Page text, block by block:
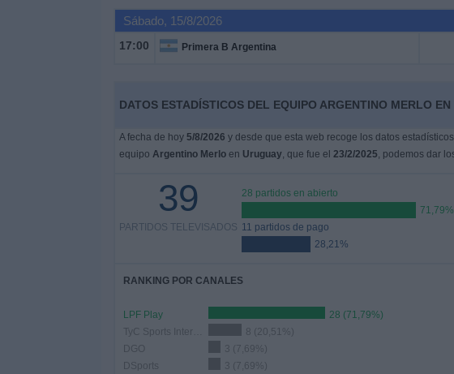
Sábado, 15/8/2026
17:00 Primera B Argentina
DATOS ESTADÍSTICOS DEL EQUIPO ARGENTINO MERLO
A fecha de hoy 5/8/2026 y desde que esta web recoge los datos
equipo Argentino Merloen Uruguay, que fue el 23/2/2025, podemos dar
39
PARTIDOS TELEVISADOS
28 partidos en abierto
71,79%
11 partidos de pago
28,21%
RANKING POR CANALES
LPF Play
28 (71,79%)
8 (20,51%)
DGO
3 (7,69%)
DSports
3 (7,69%)